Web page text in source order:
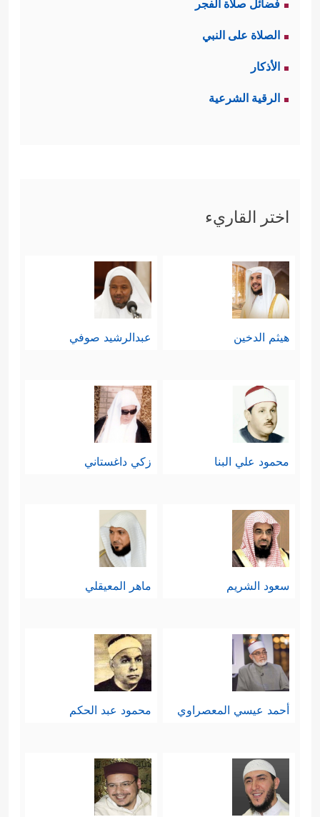
فضائل صلاة الفجر
الصلاة على النبي
الأذكار
الرقية الشرعية
اختر القاريء
هيثم الدخين عبدالرشيد صوفي
محمود علي البنا زكي داغستاني
سعود الشريم ماهر المعيقلي
أحمد عيسي المعصراوي محمود عبد الحكم